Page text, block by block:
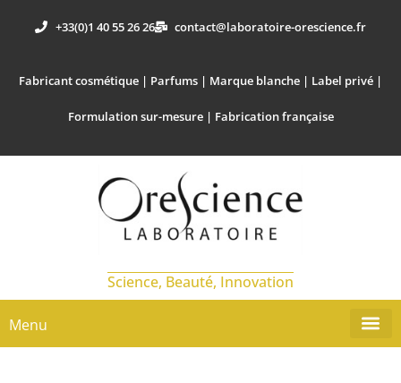
+33(0)1 40 55 26 26 contact@laboratoire-orescience.fr
Fabricant cosmétique | Parfums | Marque blanche | Label privé |
Formulation sur-mesure | Fabrication française
Science, Beauté, Innovation
Menu